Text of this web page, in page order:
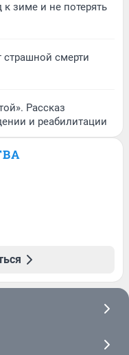
к зиме и не потерять
страшной смерти
Рассказ
и реабилитации